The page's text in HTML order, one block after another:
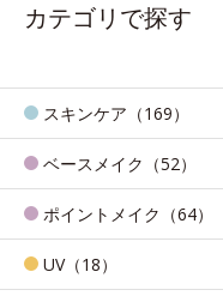
カテゴリで探す
スキンケア（169）
ベースメイク（52）
ポイントメイク（64）
UV（18）